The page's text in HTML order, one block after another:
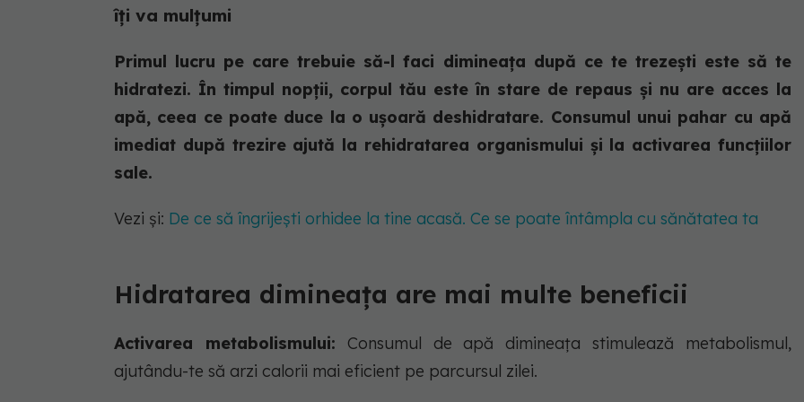
îți va mulțumi
Primul lucru pe care trebuie să-l faci dimineața după ce te trezești este să te
hidratezi. În timpul nopții, corpul tău este în stare de repaus și nu are acces la
apă, ceea ce poate duce la o ușoară deshidratare. Consumul unui pahar cu apă
imediat după trezire ajută la rehidratarea organismului și la activarea funcțiilor
sale.
Vezi și: De ce să îngrijești orhidee la tine acasă. Ce se poate întâmpla cu sănătatea ta
Hidratarea dimineața are mai multe beneficii
Activarea metabolismului: Consumul de apă dimineața stimulează metabolismul,
ajutându-te să arzi calorii mai eficient pe parcursul zilei.